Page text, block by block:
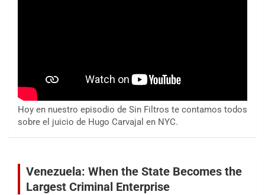
Hoy en nuestro episodio de Sin Filtros te contamos todos
sobre el juicio de Hugo Carvajal en NYC.
Venezuela: When the State Becomes the
Largest Criminal Enterprise